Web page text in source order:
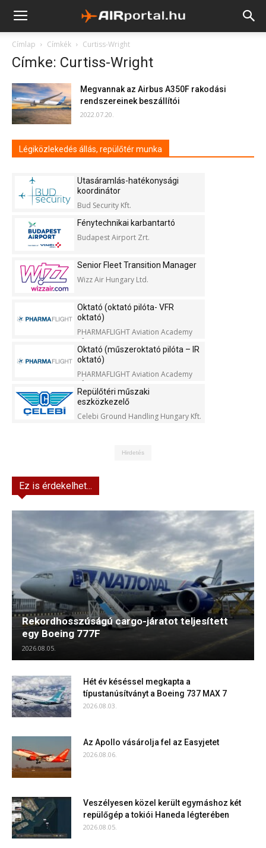
Címlap Címkék Curtiss-Wright
Címke: Curtiss-Wright
Megvannak az Airbus A350F rakodási
rendszereinek beszállítói
2022.07.20.
Légiközlekedés állás, repülőtér munka
Utasáramlás-hatékonysági
koordinátor
Bud Security Kft.
Fénytechnikai karbantartó
Budapest Airport Zrt.
Senior Fleet Transition Manager
Wizz Air Hungary Ltd.
Oktató (oktató pilóta- VFR
oktató)
PHARMAFLIGHT Aviation Academy
Kft.
Oktató (műszeroktató pilóta – IR
oktató)
PHARMAFLIGHT Aviation Academy
Kft.
Repülőtéri műszaki
eszközkezelő
Celebi Ground Handling Hungary Kft.
Hirdetés
Ez is érdekelhet...
Rekordhosszúságú cargo-járatot teljesített
egy Boeing 777F
2026.08.05.
Hét év késéssel megkapta a
típustanúsítványt a Boeing 737 MAX 7
2026.08.03.
Az Apollo vásárolja fel az Easyjetet
2026.08.06.
Veszélyesen közel került egymáshoz két
repülőgép a tokiói Haneda légterében
2026.08.05.